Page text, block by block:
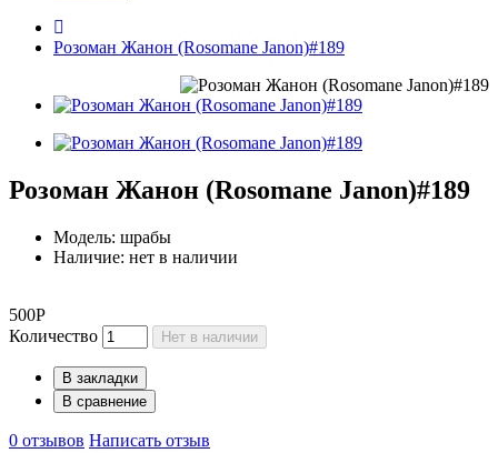
Розоман Жанон (Rosomane Janon)#189
Розоман Жанон (Rosomane Janon)#189
Модель: шрабы
Наличие: нет в наличии
500Р
Количество
Нет в наличии
В закладки
В сравнение
0 отзывов Написать отзыв